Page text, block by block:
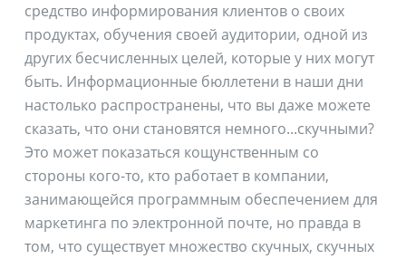
средство информирования клиентов о своих
продуктах, обучения своей аудитории, одной из
других бесчисленных целей, которые у них могут
быть. Информационные бюллетени в наши дни
настолько распространены, что вы даже можете
сказать, что они становятся немного...скучными?
Это может показаться кощунственным со
стороны кого-то, кто работает в компании,
занимающейся программным обеспечением для
маркетинга по электронной почте, но правда в
том, что существует множество скучных, скучных